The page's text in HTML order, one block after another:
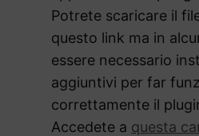
Potrete scaricare il
questo link ma in
essere necessario
aggiuntivi per far
correttamente il
Accedete a questa